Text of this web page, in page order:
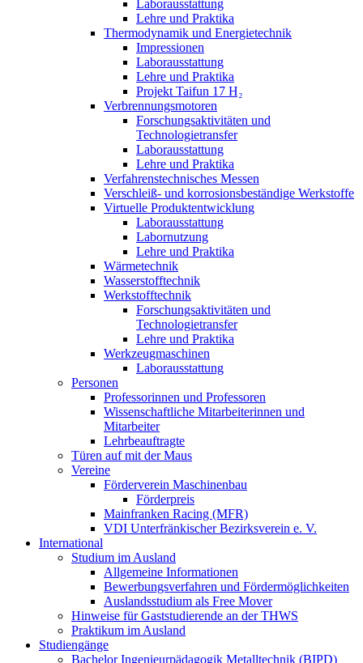
Laborausstattung
Lehre und Praktika
Thermodynamik und Energietechnik
Impressionen
Laborausstattung
Lehre und Praktika
Projekt Taifun 17 H₂
Verbrennungsmotoren
Forschungsaktivitäten und
Technologietransfer
Laborausstattung
Lehre und Praktika
Verfahrenstechnisches Messen
Verschleiß- und korrosionsbeständige Werkstoffe
Virtuelle Produktentwicklung
Laborausstattung
Labornutzung
Lehre und Praktika
Wärmetechnik
Wasserstofftechnik
Werkstofftechnik
Forschungsaktivitäten und
Technologietransfer
Lehre und Praktika
Werkzeugmaschinen
Laborausstattung
Personen
Professorinnen und Professoren
Wissenschaftliche Mitarbeiterinnen und
Mitarbeiter
Lehrbeauftragte
Türen auf mit der Maus
Vereine
Förderverein Maschinenbau
Förderpreis
Mainfranken Racing (MFR)
VDI Unterfränkischer Bezirksverein e. V.
International
Studium im Ausland
Allgemeine Informationen
Bewerbungsverfahren und Fördermöglichkeiten
Auslandsstudium als Free Mover
Hinweise für Gaststudierende an der THWS
Praktikum im Ausland
Studiengänge
Bachelor Ingenieurpädagogik Metalltechnik (BIPD)